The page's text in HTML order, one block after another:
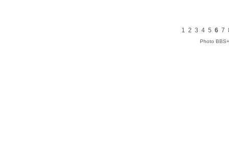
1 2 3 4 5 6 7
Photo BBS+